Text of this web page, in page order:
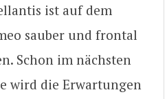
ist auf dem
sauber und frontal
Schon im nächsten
wird die Erwartungen